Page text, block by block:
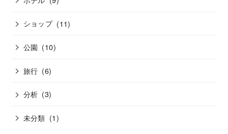
ショップ (11)
公園 (10)
旅行 (6)
分析 (3)
未分類 (1)